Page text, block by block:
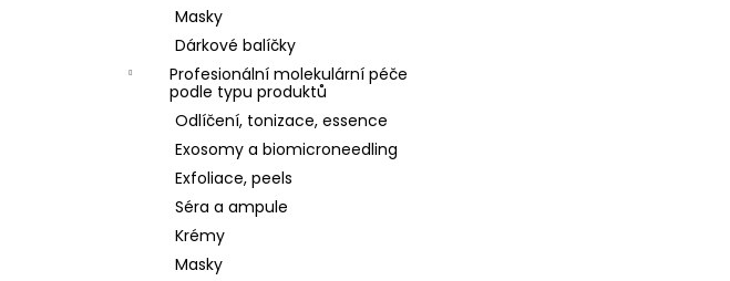
Masky
Dárkové balíčky
Profesionální molekulární péče
podle typu produktů
Odlíčení, tonizace, essence
Exosomy a biomicroneedling
Exfoliace, peels
Séra a ampule
Krémy
Masky